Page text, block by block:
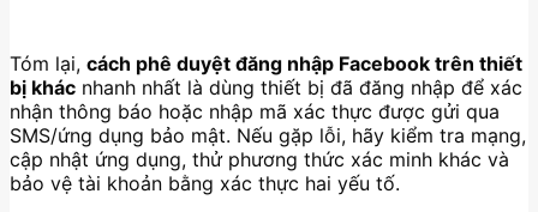
Tóm lại, cách phê duyệt đăng nhập Facebook trên thiết
bị khác nhanh nhất là dùng thiết bị đã đăng nhập để xác
nhận thông báo hoặc nhập mã xác thực được gửi qua
SMS/ứng dụng bảo mật. Nếu gặp lỗi, hãy kiểm tra mạng,
cập nhật ứng dụng, thử phương thức xác minh khác và
bảo vệ tài khoản bằng xác thực hai yếu tố.